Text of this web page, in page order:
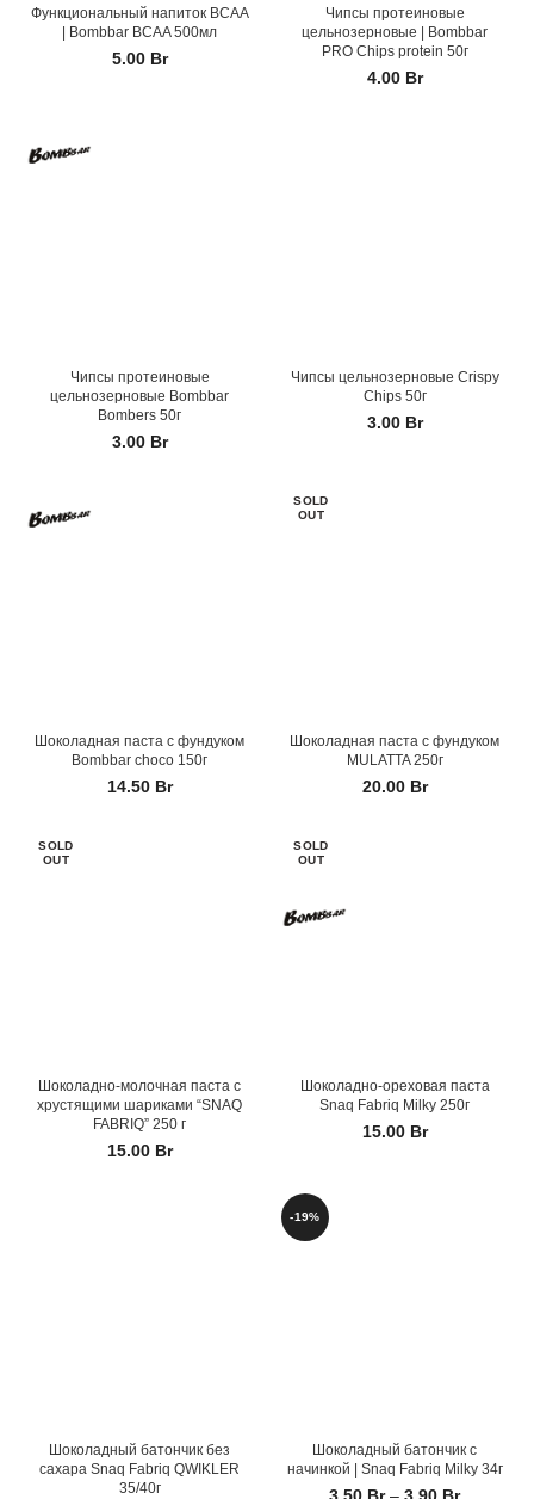
Функциональный напиток ВСАА
| Bombbar BCAA 500мл
5.00 Br
Чипсы протеиновые
цельнозерновые | Bombbar
PRO Chips protein 50г
4.00 Br
Чипсы протеиновые
цельнозерновые Bombbar
Bombers 50г
3.00 Br
Чипсы цельнозерновые Crispy
Chips 50г
3.00 Br
Шоколадная паста с фундуком
Bombbar choco 150г
14.50 Br
SOLD
OUT
Шоколадная паста с фундуком
MULATTA 250г
20.00 Br
SOLD
OUT
Шоколадно-молочная паста с
хрустящими шариками “SNAQ
FABRIQ” 250 г
15.00 Br
SOLD
OUT
Шоколадно-ореховая паста
Snaq Fabriq Milky 250г
15.00 Br
Шоколадный батончик без
сахара Snaq Fabriq QWIKLER
35/40г
-19%
Шоколадный батончик с
начинкой | Snaq Fabriq Milky 34г